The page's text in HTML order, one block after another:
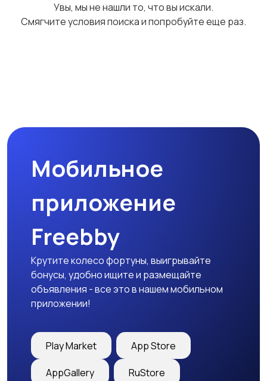
Увы, мы не нашли то, что вы искали.
Смягчите условия поиска и попробуйте еще раз.
Мобильное
приложение
Freebby
Крутите колесо фортуны, выигрывайте
бонусы, удобно ищите и размещайте
объявления - все это в нашем мобильном
приложении!
Play Market App Store
AppGallery RuStore